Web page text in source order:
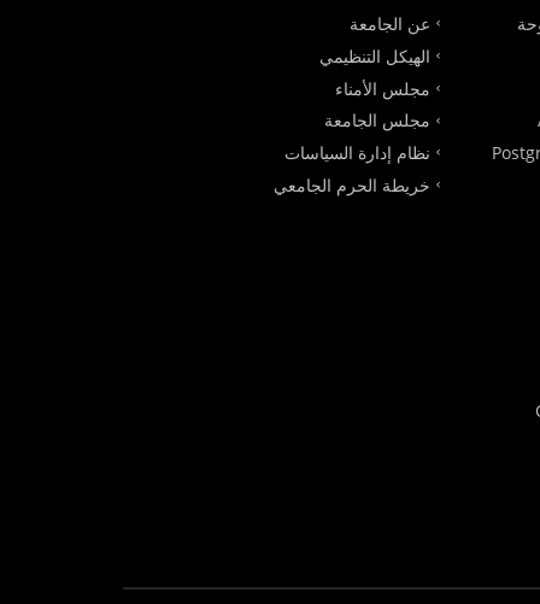
عن الجامعة
الهيكل التنظيمي
مجلس الأمناء
مجلس الجامعة
نظام إدارة السياسات
خريطة الحرم الجامعي